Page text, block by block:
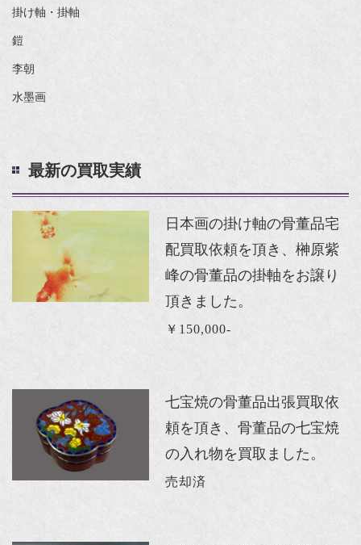
掛け軸・掛軸
鎧
李朝
水墨画
最新の買取実績
日本画の掛け軸の骨董品宅
配買取依頼を頂き、榊原紫
峰の骨董品の掛軸をお譲り
頂きました。
￥150,000-
七宝焼の骨董品出張買取依
頼を頂き、骨董品の七宝焼
の入れ物を買取ました。
売却済